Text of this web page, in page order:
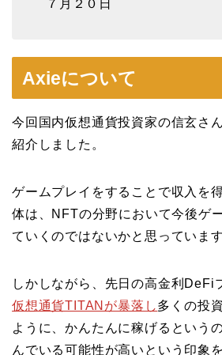
７月２０日
Axieについて
今回国内仮想通貨投資家の信玄さ
紹介しました。
ゲームプレイをすることで収入を
体は、NFTの分野において今後ゲ
ていくのではないかと思っています
しかしながら、先日の高金利DeFi
仮想通貨TITANが暴落し多くの投
ように、かんたんに稼げるという
んでいる可能性が高いという印象